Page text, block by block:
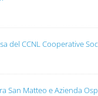
del CCNL Cooperative
San Matteo e Azienda